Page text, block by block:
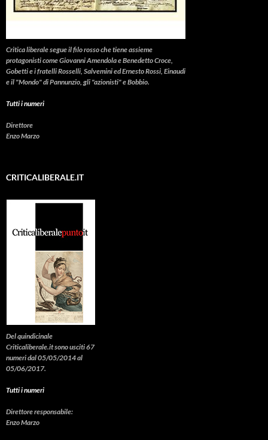
Critica liberalesegue il filo rosso che tiene assieme
protagonisti come Giovanni Amendola e Benedetto Croce,
Gobetti e i fratelli Rosselli, Salvemini ed Ernesto Rossi, Einaudi
e il "Mondo" di Pannunzio, gli "azionisti" e Bobbio.
Tutti i numeri
Direttore
Enzo Marzo
CRITICALIBERALE.IT
Del quindicinale
Criticaliberale.it sono usciti 67
numeri dal 05/05/2014 al
05/06/2017.
Tutti i numeri
Direttore responsabile:
Enzo Marzo